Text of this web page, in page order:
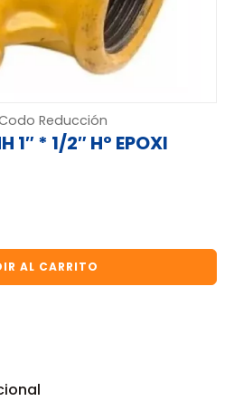
Reducción
1″ * 1/2″ Hº EPOXI
2" Hº EPOXI cantidad
AL CARRITO